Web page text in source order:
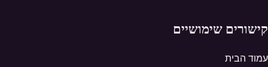
קישורים שימושיים
עמוד הבית